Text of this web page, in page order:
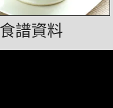
譜資料